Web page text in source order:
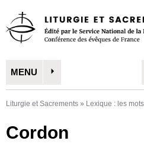
MENU
Liturgie et Sacrements » Lexique : les
Cordon